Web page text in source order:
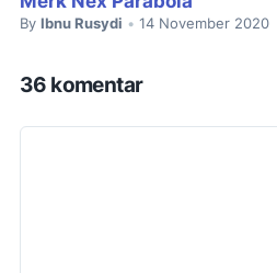
By Ibnu Rusydi • 14 November 2020
36 komentar